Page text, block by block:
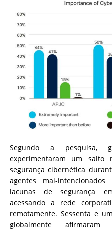
Segundo a pesquisa,
experimentaram um salto
segurança cibernética
agentes mal-
lacunas de segurança
acessando a rede
remotamente. Sessenta e
globalmente